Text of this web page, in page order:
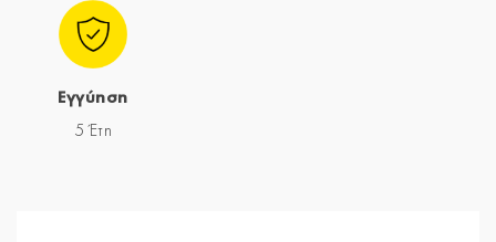
Εγγύηση
5 Έτη